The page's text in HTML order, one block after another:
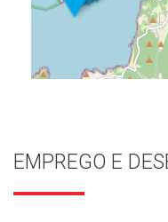
EMPREGO E